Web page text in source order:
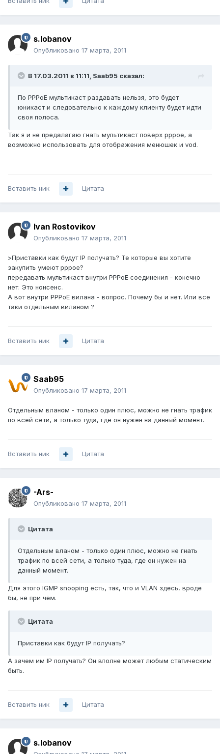
s.lobanov
Опубликовано 17 марта, 2011
В 17.03.2011 в 11:11, Saab95 сказал:
По PPPoE мультикаст раздавать нельзя, это будет
юникаст и следовательно к каждому клиенту будет идти
своя полоса.
Так я и не предалагаю гнать мультикаст поверх pppoe, а
возможно использовать для отображения менюшек и vod.
Вставить ник Цитата
Ivan Rostovikov
Опубликовано 17 марта, 2011
>Приставки как будут IP получать? Те которые вы хотите
закупить умеют pppoe?
передавать мультикаст внутри PPPoE соединения - конечно
нет. Это нонсенс.
А вот внутри PPPoE вилана - вопрос. Почему бы и нет. Или все
таки отдельным виланом ?
Вставить ник Цитата
Saab95
Опубликовано 17 марта, 2011
Отдельным вланом - только один плюс, можно не гнать трафик
по всей сети, а только туда, где он нужен на данный момент.
Вставить ник Цитата
-Ars-
Опубликовано 17 марта, 2011
Цитата
Отдельным вланом - только один плюс, можно не гнать
трафик по всей сети, а только туда, где он нужен на
данный момент.
Для этого IGMP snooping есть, так, что и VLAN здесь, вроде
бы, не при чём.
Цитата
Приставки как будут IP получать?
А зачем им IP получать? Он вполне может любым статическим
быть.
Вставить ник Цитата
s.lobanov